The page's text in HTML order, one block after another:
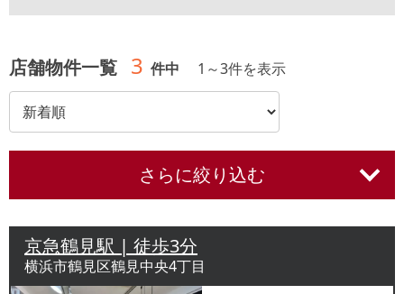
店舗物件一覧 3 件中 1 ～3件を表示
さらに絞り込む
京急鶴見駅 | 徒歩3分
横浜市鶴見区鶴見中央4丁目